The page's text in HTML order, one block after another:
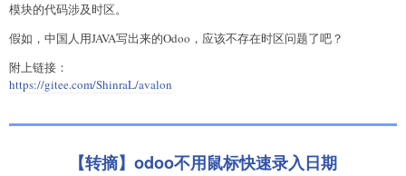
模块的代码涉及时区。
假如，中国人用JAVA写出来的Odoo，应该不存在时区问题了吧？
附上链接：
https://gitee.com/ShinraL/avalon
【转摘】odoo不用鼠标快速录入日期